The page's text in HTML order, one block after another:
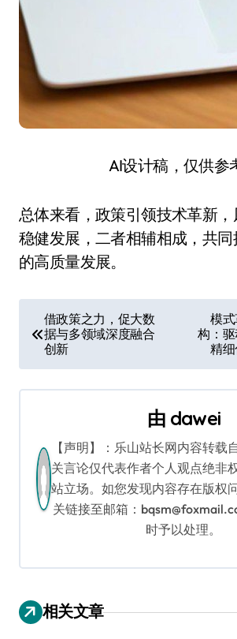
AI设计稿，仅供参
总体来看，政策引领技术革新
稳健发展，二者相辅相成，共
的高质量发展。
章
导
借政策之力，促大数
据与多领域深度融合
创新
模
构：
精
由 dawei
【声明】：乐山站长网内容转载
关言论仅代表作者个人观点绝非
站立场。如您发现内容存在版权
关链接至邮箱：
时予以处理。
相关文章